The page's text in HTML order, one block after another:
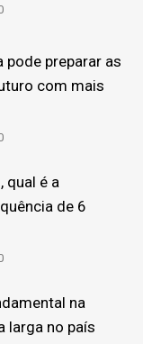
pode preparar as
com mais
qual é a
de 6
na
larga no país